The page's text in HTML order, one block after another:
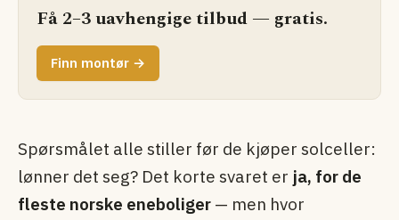
Få 2–3 uavhengige tilbud — gratis.
Finn montør →
Spørsmålet alle stiller før de kjøper solceller:
lønner det seg? Det korte svaret er ja, for de
fleste norske eneboliger — men hvor